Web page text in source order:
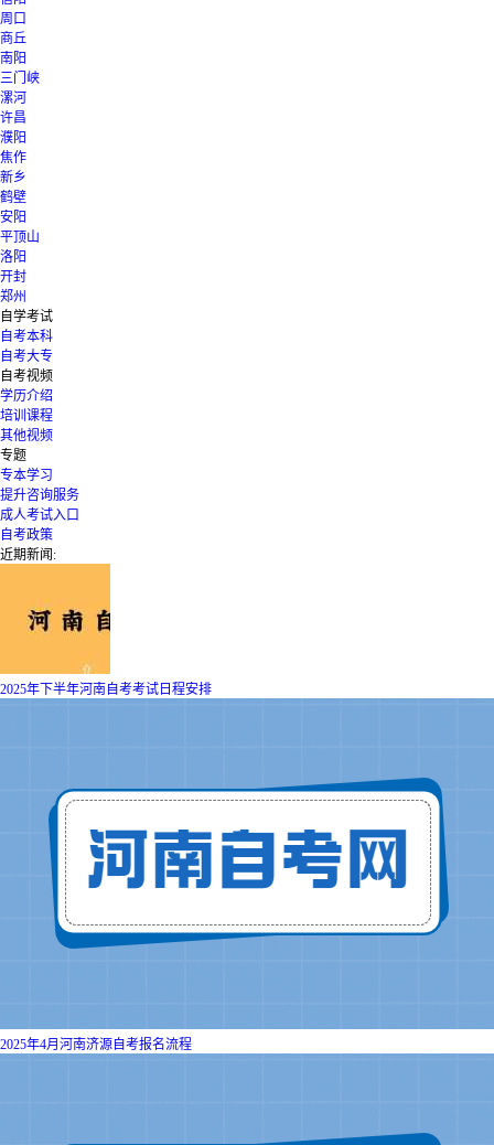
周口
商丘
南阳
三门峡
漯河
许昌
濮阳
焦作
新乡
鹤壁
安阳
平顶山
洛阳
开封
郑州
自学考试
自考本科
自考大专
自考视频
学历介绍
培训课程
其他视频
专题
专本学习
提升咨询服务
成人考试入口
自考政策
近期新闻:
2025年下半年河南自考考试日程安排
2025年4月河南济源自考报名流程